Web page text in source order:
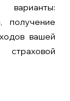
получение
вашей